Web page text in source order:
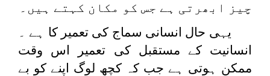
چیز ابھرتی ہے جس کو مکان کہتے ہیں۔
یہی حال انسانی سماج کی تعمیر کا ہے ۔
انسانیت کے مستقبل کی تعمیر اس وقت
ممکن ہوتی ہے جب کہ کچھ لوگ اپنے کو بے